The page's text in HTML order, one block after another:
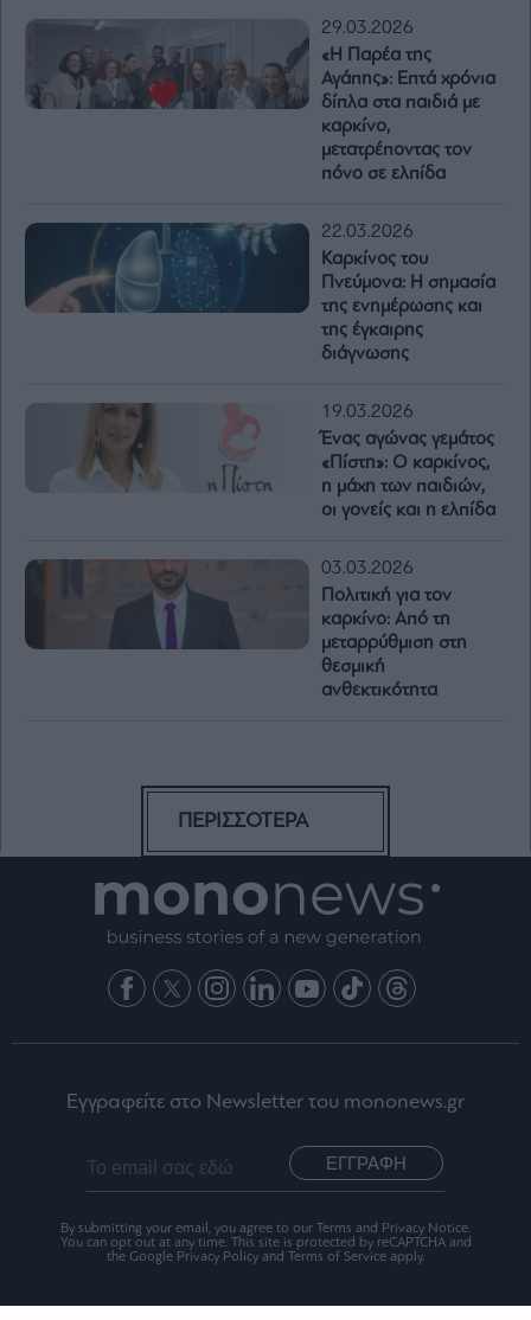
29.03.2026
«Η Παρέα της
Αγάπης»: Επτά χρόνια
δίπλα στα παιδιά με
καρκίνο,
μετατρέποντας τον
πόνο σε ελπίδα
22.03.2026
Καρκίνος του
Πνεύμονα: Η σημασία
της ενημέρωσης και
της έγκαιρης
διάγνωσης
19.03.2026
Ένας αγώνας γεμάτος
«Πίστη»: Ο καρκίνος,
η μάχη των παιδιών,
οι γονείς και η ελπίδα
03.03.2026
Πολιτική για τον
καρκίνο: Από τη
μεταρρύθμιση στη
θεσμική
ανθεκτικότητα
ΠΕΡΙΣΣΟΤΕΡΑ
Εγγραφείτε στο Newsletter του mononews.gr
ΕΓΓΡΑΦΗ
By submitting your email, you agree to our Terms and Privacy Notice.
You can opt out at any time. This site is protected by reCAPTCHA and
the Google Privacy Policy and Terms of Service apply.